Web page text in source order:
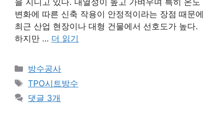
변화에 따른 신축 작용이 안정적이라는 장점 때문에
최근 산업 현장이나 대형 건물에서 선호도가 높다.
하지만 … 더 읽기
카
테
리
방수공사
태
그
TPO시트방수
댓글 3개